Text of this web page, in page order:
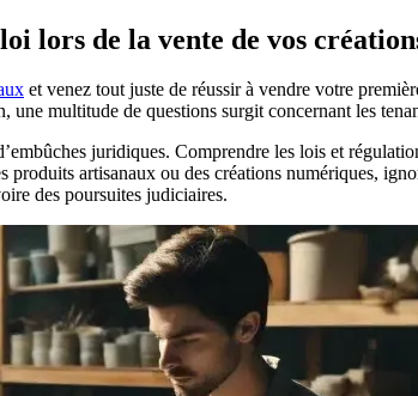
lors de la vente de vos
et venez tout juste de réussir à vendre votre
multitude de questions surgit concernant les
juridiques. Comprendre les lois et
artisanaux ou des créations numériques,
des poursuites judiciaires.